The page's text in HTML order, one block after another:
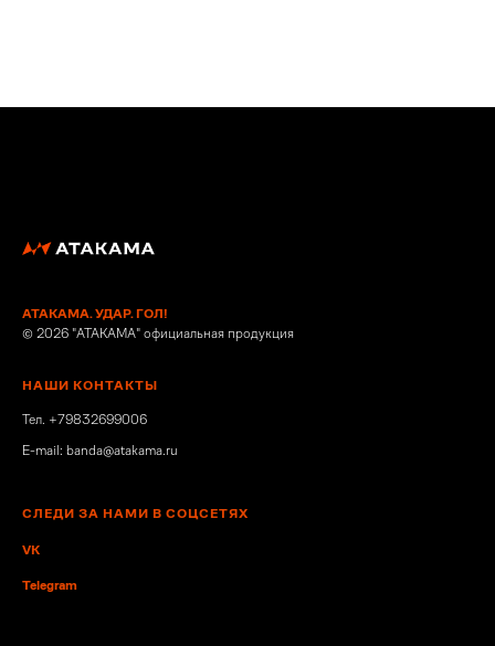
АТАКАМА. УДАР. ГОЛ!
© 2026 "ATAKAMA" официальная продукция
НАШИ КОНТАКТЫ
Тел. +79832699006
E-mail: banda@atakama.ru
СЛЕДИ ЗА НАМИ В СОЦСЕТЯХ
VK
Telegram